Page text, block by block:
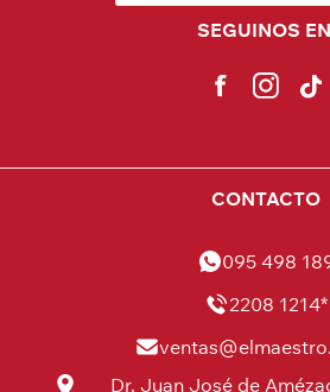
SEGUINOS
CONTACTO
095 498
2208 1214*
Dr. Juan José de